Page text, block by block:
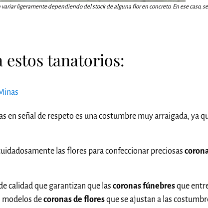
ligeramente dependiendo del stock de alguna flor en concreto. En ese caso,
estos tanatorios:
en señal de respeto es una costumbre muy arraigada, ya
las flores para confeccionar preciosas
calidad que garantizan que las coronas fúnebresque
modelos decoronas de floresque se ajustan a las